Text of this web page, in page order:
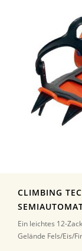
CLIMBING
Ein leichtes 12-
Gelände Fels/Eis/